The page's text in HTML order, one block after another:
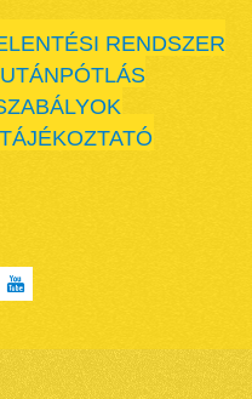
RENDSZER
UTÁNPÓTLÁS